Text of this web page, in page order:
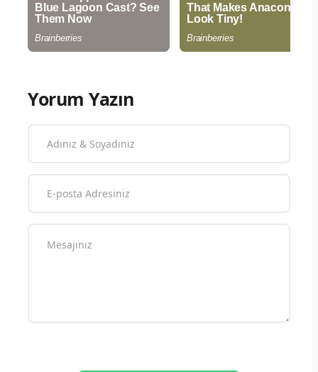
Yorum Yazın